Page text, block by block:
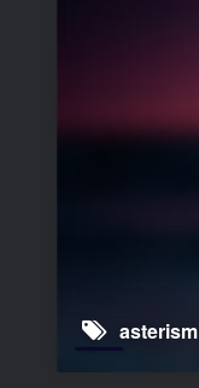
asterism